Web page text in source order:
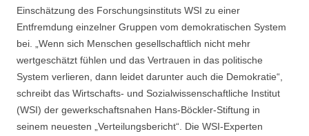
Einschätzung des Forschungsinstituts WSI zu einer
Entfremdung einzelner Gruppen vom demokratischen System
bei. „Wenn sich Menschen gesellschaftlich nicht mehr
wertgeschätzt fühlen und das Vertrauen in das politische
System verlieren, dann leidet darunter auch die Demokratie“,
schreibt das Wirtschafts- und Sozialwissenschaftliche Institut
(WSI) der gewerkschaftsnahen Hans-Böckler-Stiftung in
seinem neuesten „Verteilungsbericht“. Die WSI-Experten